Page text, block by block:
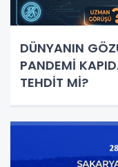
DÜNYANIN
PANDEMİ
TEHDİT Mİ?